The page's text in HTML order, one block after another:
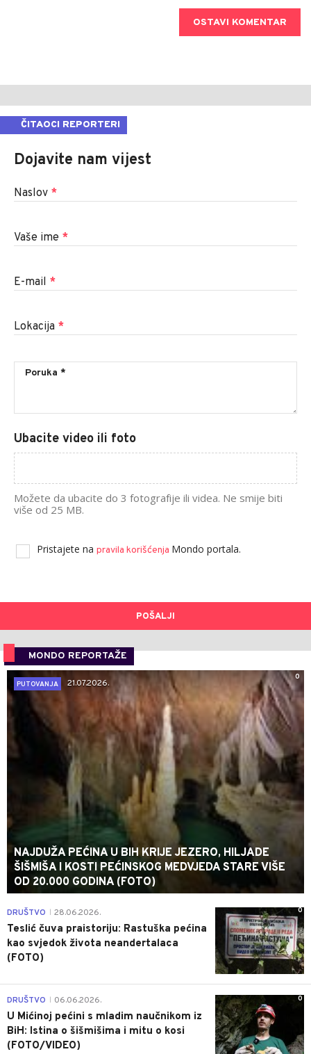
OSTAVI KOMENTAR
ČITAOCI REPORTERI
Dojavite nam vijest
Naslov *
Vaše ime *
E-mail *
Lokacija *
Ubacite video ili foto
Možete da ubacite do 3 fotografije ili videa. Ne smije biti
više od 25 MB.
Pristajete na pravila korišćenja Mondo portala.
POŠALJI
MONDO REPORTAŽE
0
PUTOVANJA
21.07.2026.
NAJDUŽA PEĆINA U BIH KRIJE JEZERO, HILJADE
ŠIŠMIŠA I KOSTI PEĆINSKOG MEDVJEDA STARE VIŠE
OD 20.000 GODINA (FOTO)
0
DRUŠTVO 28.06.2026.
Teslić čuva praistoriju: Rastuška pećina
kao svjedok života neandertalaca
(FOTO)
0
DRUŠTVO 06.06.2026.
U Mićinoj pećini s mladim naučnikom iz
BiH: Istina o šišmišima i mitu o kosi
(FOTO/VIDEO)